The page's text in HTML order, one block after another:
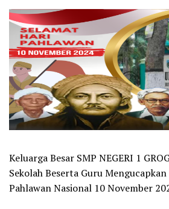
Keluarga Besar SMP NEGERI 1
Sekolah Beserta Guru
Pahlawan Nasional 10 November